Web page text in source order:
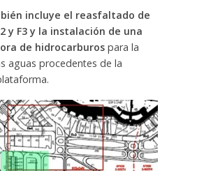
incluye el reasfaltado de
y F3 y la instalación de una
de hidrocarburospara la
aguas procedentes de la